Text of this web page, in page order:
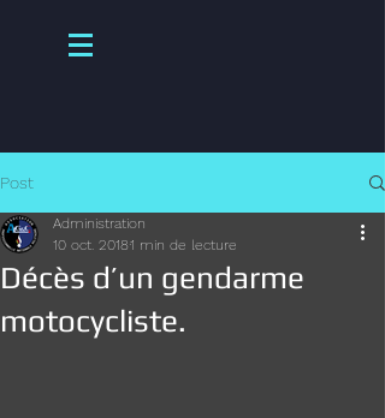
Post
Décès d’un gendarme
motocycliste.
Administration
10 oct. 20181 min de lecture